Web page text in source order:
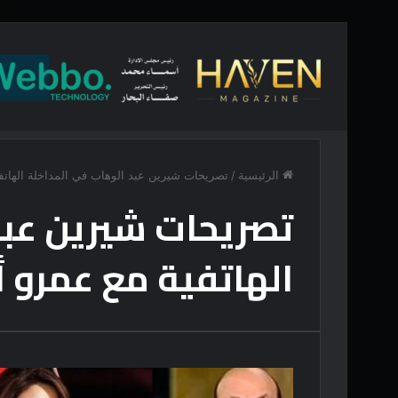
أخبار عاجلة لو كان للمدن ذاكرة… ماذا ستكون؟
الرئيسية / تصريحات شيرين عبد الوهاب في المداخلة
تصريحات شيرين
الهاتفية مع